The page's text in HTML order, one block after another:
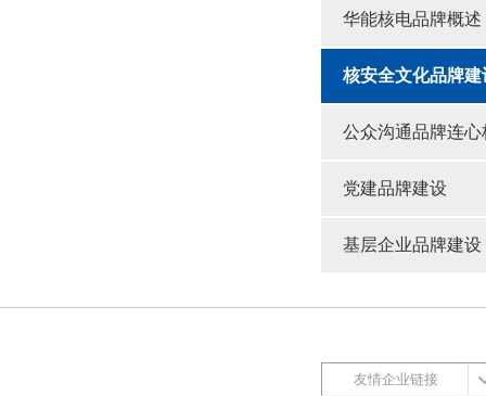
华能核电品牌概述
核安全文化品牌建
公众沟通品牌连心
党建品牌建设
基层企业品牌建设
友情企业链接